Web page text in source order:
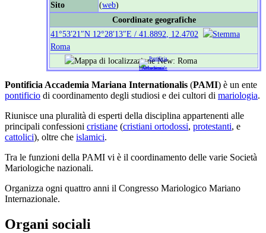
Sito
(web)
Coordinate geografiche
41°53′21″N 12°28′13″E / 41.8892, 12.4702
Roma
Pontificia Accademia Mariana Internationalis (PAMI) è un ente
pontificio di coordinamento degli studiosi e dei cultori di mariologia.
Riunisce una pluralità di esperti della disciplina appartenenti alle
principali confessioni cristiane (cristiani ortodossi, protestanti, e
cattolici), oltre che islamici.
Tra le funzioni della PAMI vi è il coordinamento delle varie Società
Mariologiche nazionali.
Organizza ogni quattro anni il Congresso Mariologico Mariano
Internazionale.
Organi sociali